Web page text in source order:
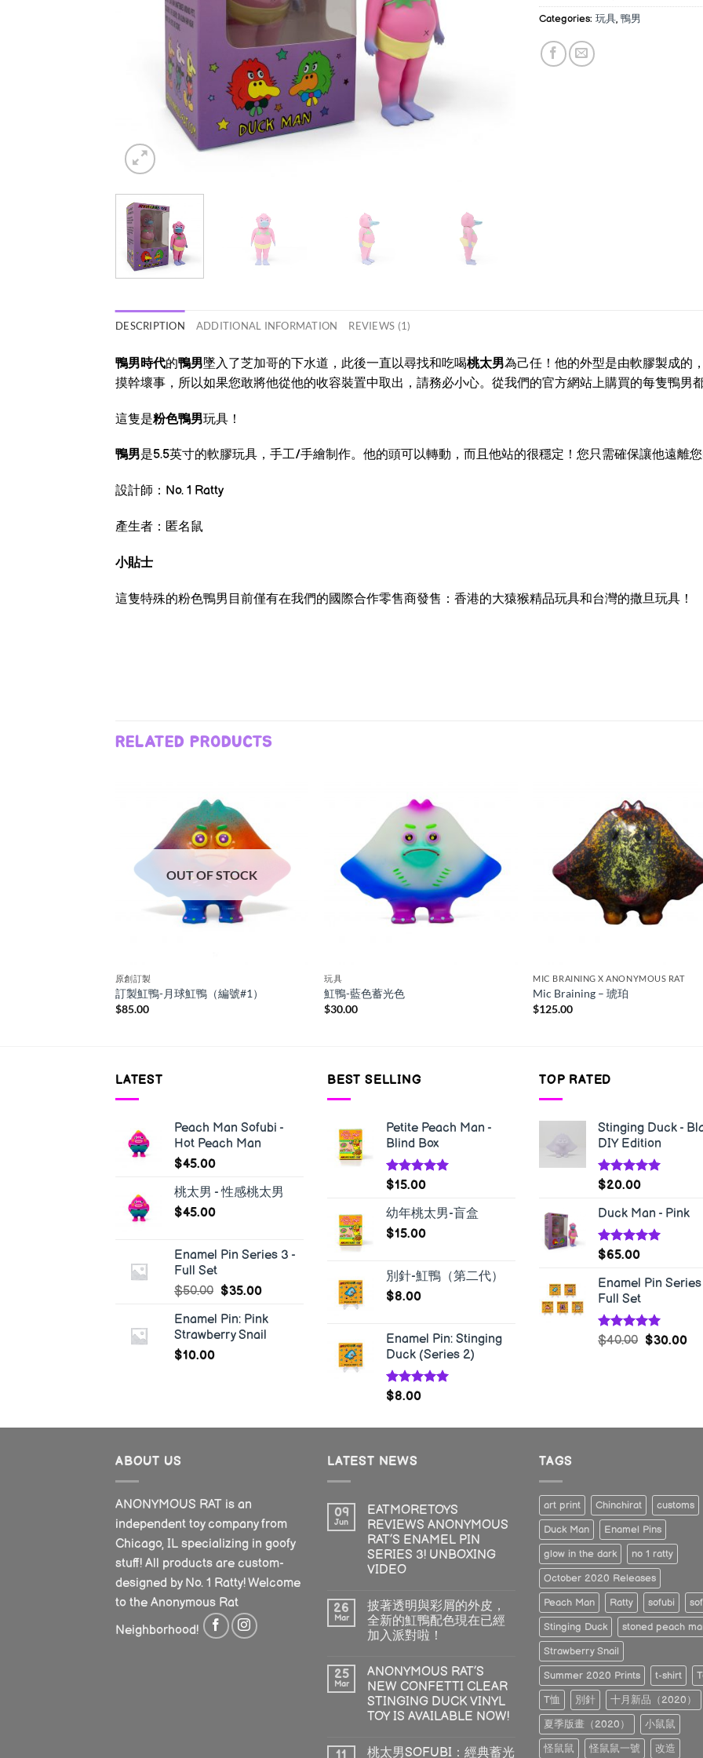
Categories: 玩具, 鴨男
DESCRIPTION ADDITIONAL INFORMATION REVIEWS (1)
鴨男時代的鴨男墜入了芝加哥的下水道，此後一直以尋找和吃喝桃太男為己任！他的外型是由軟膠製成的
摸幹壞事，所以如果您敢將他從他的收容裝置中取出，請務必小心。從我們的官方網站上購買的每隻鴨男
這隻是粉色鴨男玩具！
鴨男是5.5英寸的軟膠玩具，手工/手繪制作。他的頭可以轉動，而且他站的很穩定！您只需確保讓他遠離您
設計師： No. 1 Ratty
產生者：匿名鼠
小貼士
這隻特殊的粉色鴨男目前僅有在我們的國際合作零售商發售：香港的大猿猴精品玩具和台灣的撒旦玩具！
RELATED PRODUCTS
OUT OF STOCK
原創訂製
訂製魟鴨-月球魟鴨（編號#1）
$85.00
玩具
魟鴨-藍色蓄光色
$30.00
MIC BRAINING X ANONYMOUS RAT
Mic Braining – 琥珀
$125.00
LATEST
Peach Man Sofubi -
Hot Peach Man
$45.00
桃太男 - 性感桃太男
$45.00
Enamel Pin Series 3 -
Full Set
$50.00 $35.00
Enamel Pin: Pink
Strawberry Snail
$10.00
BEST SELLING
Petite Peach Man -
Blind Box
Rated5.00
$15.00
幼年桃太男-盲盒
$15.00
別針-魟鴨（第二代）
$8.00
Enamel Pin: Stinging
Duck (Series 2)
Rated
$8.00
TOP RATED
Stinging Duck -
DIY Edition
Rated5.00
$20.00
Duck Man - Pink
Rated5.00
$65.00
Enamel Pin Series
Full Set
Rated5.00
$40.00 $30.00
ABOUT US
ANONYMOUS RAT is an
independent toy company from
Chicago, IL specializing in goofy
stuff! All products are custom-
designed by No. 1 Ratty! Welcome
to the Anonymous Rat
Neighborhood!
LATEST NEWS
09
Jun
EATMORETOYS
REVIEWS ANONYMOUS
RAT’S ENAMEL PIN
SERIES 3! UNBOXING
VIDEO
26
Mar
披著透明與彩屑的外皮，
全新的魟鴨配色現在已經
加入派對啦！
25
Mar
ANONYMOUS RAT’S
NEW CONFETTI CLEAR
STINGING DUCK VINYL
TOY IS AVAILABLE NOW!
11 桃太男SOFUBI：經典蓄光
TAGS
art print Chinchirat
customs
Duck Man
Enamel Pins
glow in the dark
no 1 ratty
October 2020 Releases
Peach Man
Ratty sofubi
Stinging Duck
stoned peach
Strawberry Snail
Summer 2020 Prints
t-shirt
T恤
別針
十月新品（2020）
夏季版畫（2020）
小鼠鼠
怪鼠鼠
怪鼠鼠一號 改造